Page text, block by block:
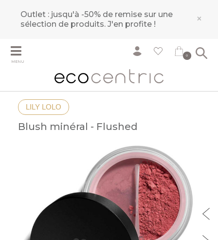
Outlet : jusqu'à -50% de remise sur une
sélection de produits.J'en profite ! ×
MENU
0
LILY LOLO
Blush minéral - Flushed